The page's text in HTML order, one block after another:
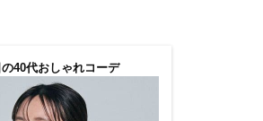
40代おしゃれコーデ